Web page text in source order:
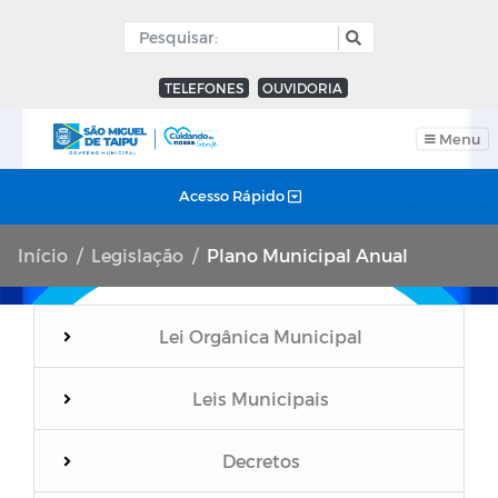
TELEFONES OUVIDORIA
Menu
Acesso Rápido
Início Legislação Plano Municipal Anual
Lei Orgânica Municipal
Leis Municipais
Decretos